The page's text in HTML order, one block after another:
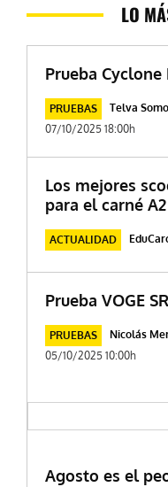
LO
Prueba Cyclone
PRUEBAS Telva
07/10/2025 18:00h
Los mejores
para el carné
ACTUALIDAD
Prueba VOGE
PRUEBAS Nicolás
05/10/2025 10:00h
Agosto es el